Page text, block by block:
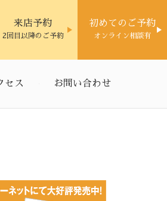
来店予約
2回目以降のご予約
初めてのご予約
オンライン相談有
セス お問い合わせ